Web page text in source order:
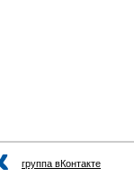
группа вКонтакте